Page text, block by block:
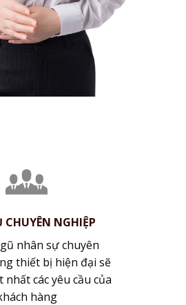
CHUYÊN NGHIỆP
nhân sự chuyên
thiết bị hiện đại sẽ
các yêu cầu của
hàng